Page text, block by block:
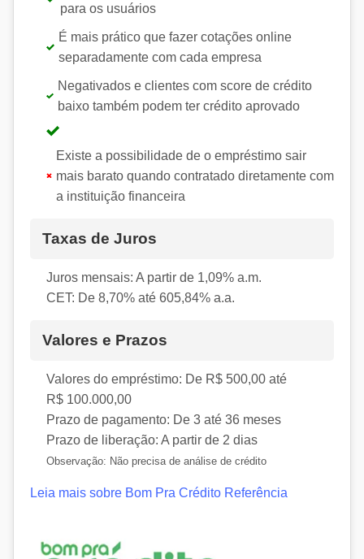
para os usuários
É mais prático que fazer cotações online
separadamente com cada empresa
Negativados e clientes com score de crédito
baixo também podem ter crédito aprovado
Existe a possibilidade de o empréstimo sair
mais barato quando contratado diretamente com
a instituição financeira
Taxas de Juros
Juros mensais: A partir de 1,09% a.m.
CET: De 8,70% até 605,84% a.a.
Valores e Prazos
Valores do empréstimo: De R$ 500,00 até
R$ 100.000,00
Prazo de pagamento: De 3 até 36 meses
Prazo de liberação: A partir de 2 dias
Observação: Não precisa de análise de crédito
Leia mais sobre Bom Pra Crédito Referência